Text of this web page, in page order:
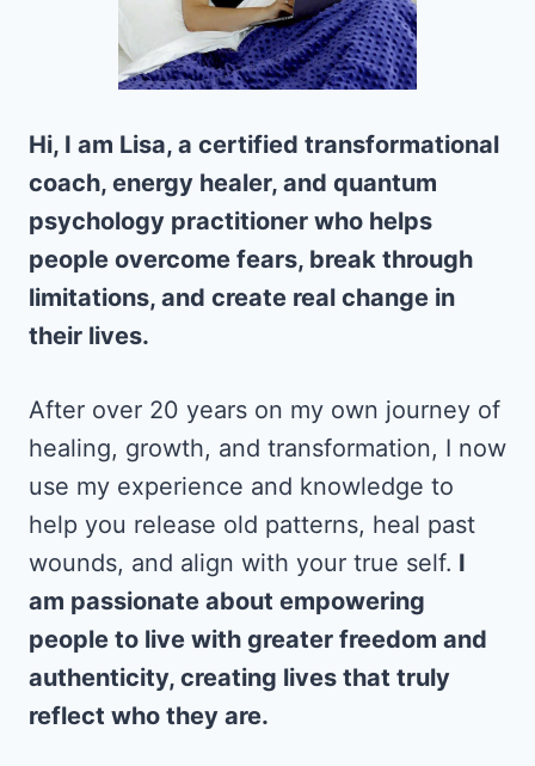
Hi, I am Lisa, a certified transformational
coach, energy healer, and quantum
psychology practitioner who helps
people overcome fears, break through
limitations, and create real change in
their lives.
After over 20 years on my own journey of
healing, growth, and transformation, I now
use my experience and knowledge to
help you release old patterns, heal past
wounds, and align with your true self. I
am passionate about empowering
people to live with greater freedom and
authenticity, creating lives that truly
reflect who they are.